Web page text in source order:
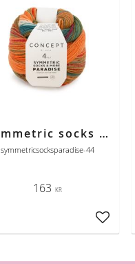
Symmetric socks & more Paradise 44 brun-grön-orange
symmetricsocksparadise-44
163 KR
Lägg